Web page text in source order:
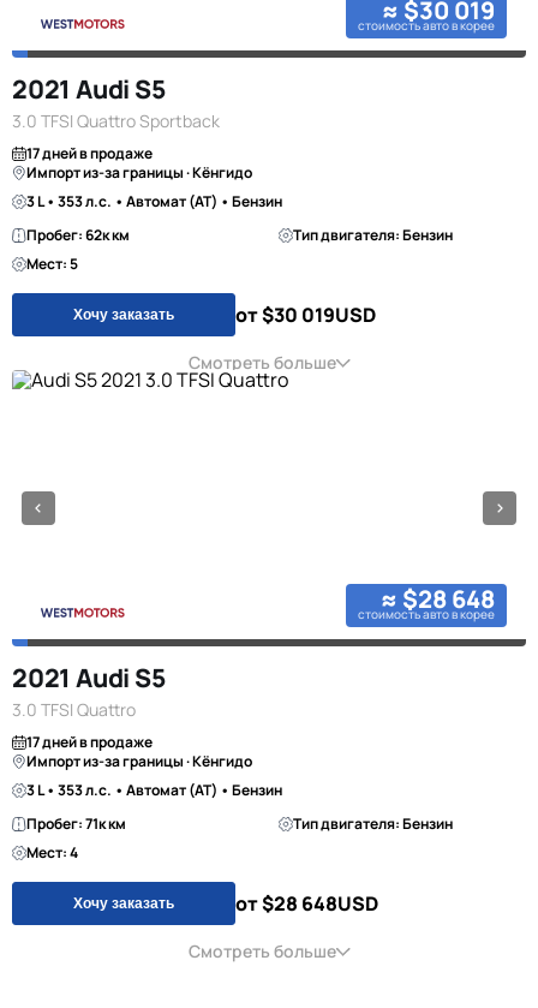
≈ $30 019
стоимость авто в корее
2021 Audi S5
3.0 TFSI Quattro Sportback
17 дней в продаже
Импорт из-за границы · Кёнгидо
3 L • 353 л.с. • Автомат (AT) • Бензин
Пробег: 62к км
Тип двигателя: Бензин
Мест: 5
Хочу заказать от $30 019USD
Смотреть больше
≈ $28 648
стоимость авто в корее
2021 Audi S5
3.0 TFSI Quattro
17 дней в продаже
Импорт из-за границы · Кёнгидо
3 L • 353 л.с. • Автомат (AT) • Бензин
Пробег: 71к км
Тип двигателя: Бензин
Мест: 4
Хочу заказать от $28 648USD
Смотреть больше